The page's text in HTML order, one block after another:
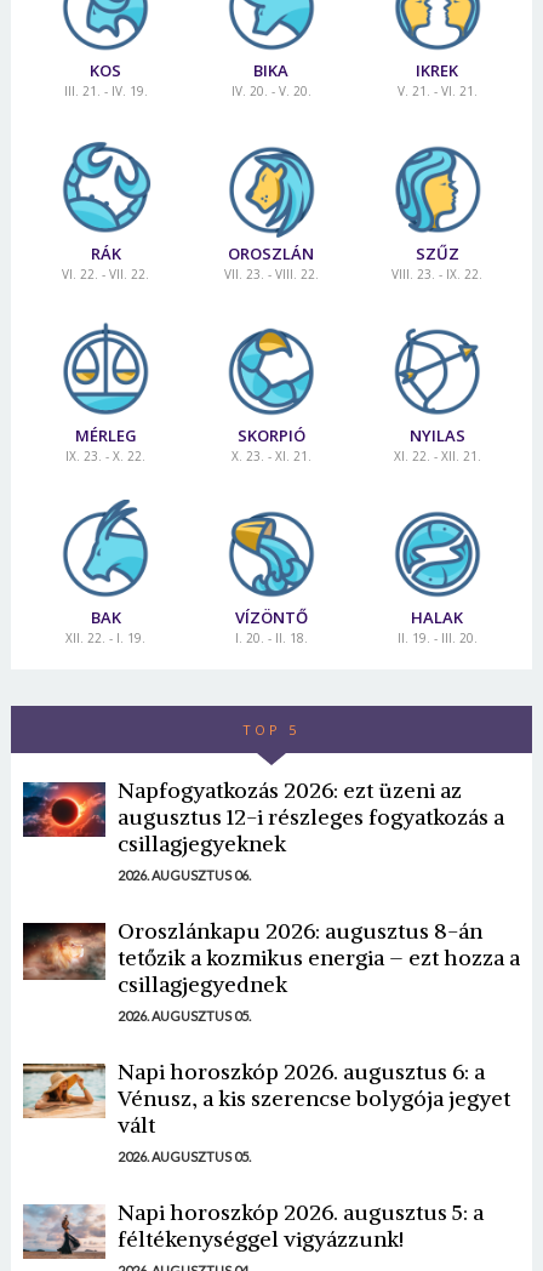
KOS
III. 21. - IV. 19.
BIKA
IV. 20. - V. 20.
IKREK
V. 21. - VI. 21.
RÁK
VI. 22. - VII. 22.
OROSZLÁN
VII. 23. - VIII. 22.
SZŰZ
VIII. 23. - IX. 22.
MÉRLEG
IX. 23. - X. 22.
SKORPIÓ
X. 23. - XI. 21.
NYILAS
XI. 22. - XII. 21.
BAK
XII. 22. - I. 19.
VÍZÖNTŐ
I. 20. - II. 18.
HALAK
II. 19. - III. 20.
TOP 5
Napfogyatkozás 2026: ezt üzeni az
augusztus 12-i részleges fogyatkozás a
csillagjegyeknek
2026. AUGUSZTUS 06.
Oroszlánkapu 2026: augusztus 8-án
tetőzik a kozmikus energia – ezt hozza a
csillagjegyednek
2026. AUGUSZTUS 05.
Napi horoszkóp 2026. augusztus 6: a
Vénusz, a kis szerencse bolygója jegyet
vált
2026. AUGUSZTUS 05.
Napi horoszkóp 2026. augusztus 5: a
féltékenységgel vigyázzunk!